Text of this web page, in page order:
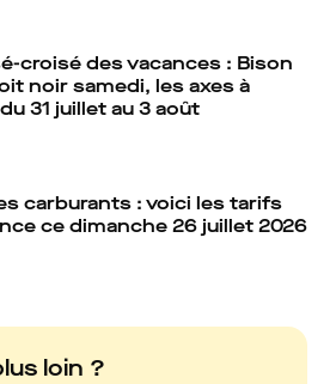
croisé des vacances : Bison
noir samedi, les axes à
31 juillet au 3 août
carburants : voici les tarifs
ce dimanche 26 juillet 2026
loin ?